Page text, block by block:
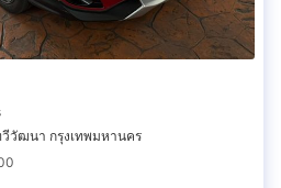
วัฒนา กรุงเทพมหานคร